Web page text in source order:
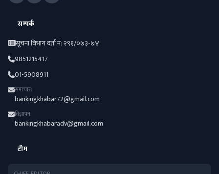
सम्पर्क
सूचना विभाग दर्ता नं: २९१/०७३-७४
9851215417
01-5908911
समाचार:
bankingkhabar72@gmail.com
विज्ञापन:
bankingkhabaradv@gmail.com
टीम